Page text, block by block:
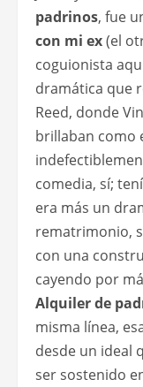
padrinos, fue
con mi ex(el
coguionista
dramática que
Reed, donde
brillaban como
comedia, sí;
era más un
rematrimonio,
con una
cayendo por
Alquiler de
misma línea,
desde un ideal
ser sostenido